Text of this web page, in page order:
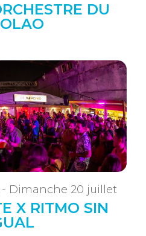
DU
- Dimanche 20 juillet
X RITMO SIN